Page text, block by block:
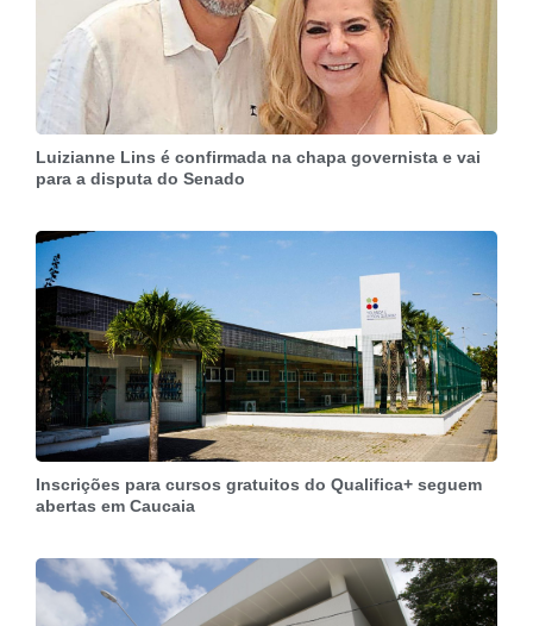
Luizianne Lins é confirmada na chapa governista e vai
para a disputa do Senado
Inscrições para cursos gratuitos do Qualifica+ seguem
abertas em Caucaia